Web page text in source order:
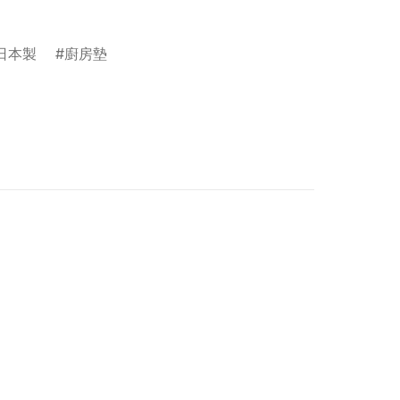
本製 廚房墊